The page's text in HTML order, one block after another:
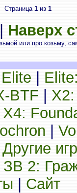
Страница 1 из 1
Наверх
или про козьму,
Elite
BTF
X4:
Другие
ЗВ 2:
Сайт